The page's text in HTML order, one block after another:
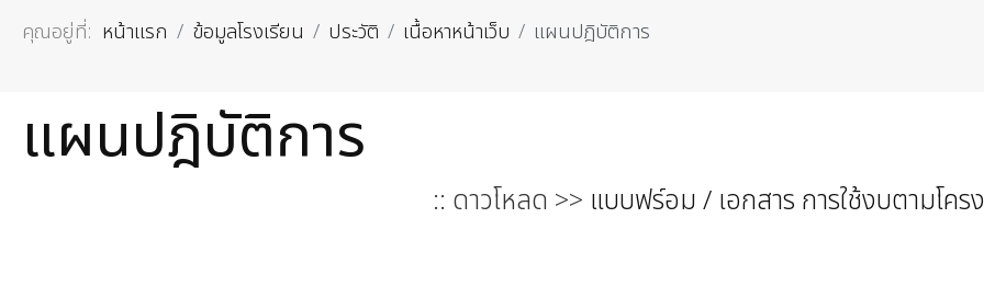
คุณอยู่ที่: หน้าแรก ข้อมูลโรงเรียน ประวัติ เนื้อหาหน้าเว็บ แผนปฎิบัติการ
แผนปฎิบัติการ
:: ดาวโหลด >> แบบฟร์อม / เอกสาร การใช้งบตามโคร